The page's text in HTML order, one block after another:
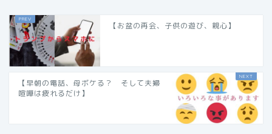
【お盆の再会、子供の遊び、親心】
【早朝の電話、母ボケる？ そして夫婦
喧嘩は疲れるだけ】